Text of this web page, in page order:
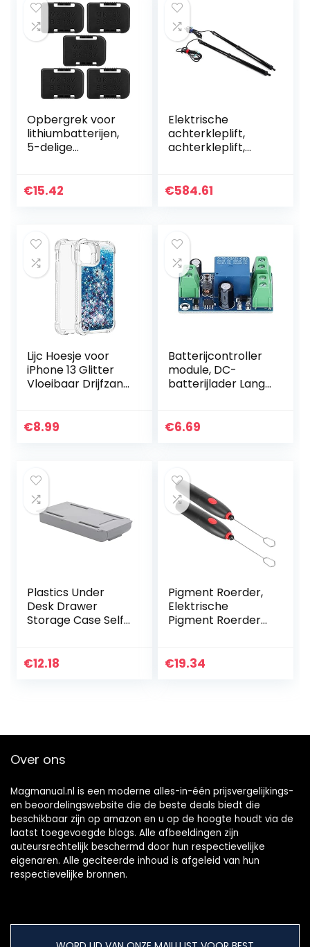
Opbergrek voor
lithiumbatterijen,
5-delige
opbergrek,
€15.42
Elektrische
achterkleplift,
achterkleplift,
2020 auto
€584.61
Lijc Hoesje voor
iPhone 13 Glitter
Vloeibaar Drijfzand
TPU Bumper
€8.99
Batterijcontroller
module, DC-
batterijlader Lange
voor noodgevallen
€6.69
Plastics Under
Desk Drawer
Storage Case Self-
Organizing with
€12.18
Pigment Roerder,
Elektrische
Pigment Roerder
Elektrische Mixer
€19.34
Over ons
Magmanual.nl is een moderne alles-in-één prijsvergelijkings-
en beoordelingswebsite die de beste deals biedt die
beschikbaar zijn op amazon en u op de hoogte houdt via de
laatst toegevoegde blogs. Alle afbeeldingen zijn
auteursrechtelijk beschermd door hun respectievelijke
eigenaren. Alle geciteerde inhoud is afgeleid van hun
respectievelijke bronnen.